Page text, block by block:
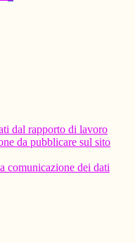
dal rapporto di lavoro
da pubblicare sul sito
comunicazione dei dati